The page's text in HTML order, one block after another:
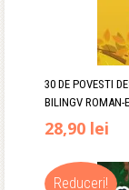
30 DE POVESTI
BILINGV ROMAN-
Prețul
inițial
28,90 lei
Reduceri!